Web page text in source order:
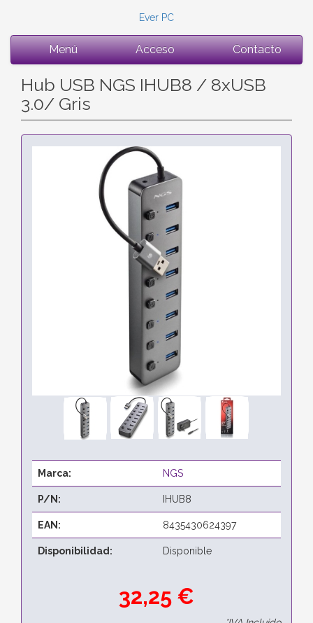
Ever PC
Menú Acceso Contacto
Hub USB NGS IHUB8 / 8xUSB
3.0/ Gris
Marca: NGS
P/N: IHUB8
EAN: 8435430624397
Disponibilidad: Disponible
32,25 €